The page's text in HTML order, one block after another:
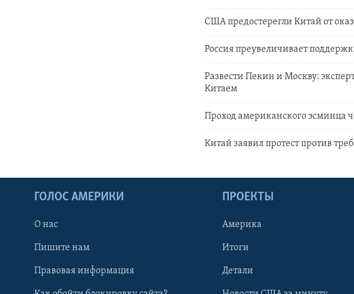
США предостерегли Китай от
Россия преувеличивает
Развести Пекин и Москву:
Китаем
Проход американского эсминца
Китай заявил протест против
ГОЛОС АМЕРИКИ
О нас
Пишите нам
Правовая информация
ПРОЕКТЫ
Америка
Итоги
Детали